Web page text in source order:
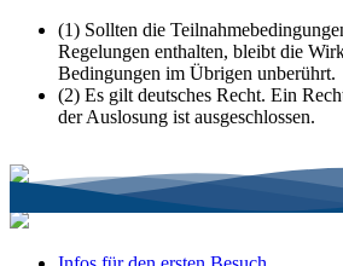
(1) Sollten die
Regelungen enthalten, bleibt die
Bedingungen im Übrigen unberührt.
(2) Es gilt deutsches Recht. Ein
der Auslosung ist ausgeschlossen.